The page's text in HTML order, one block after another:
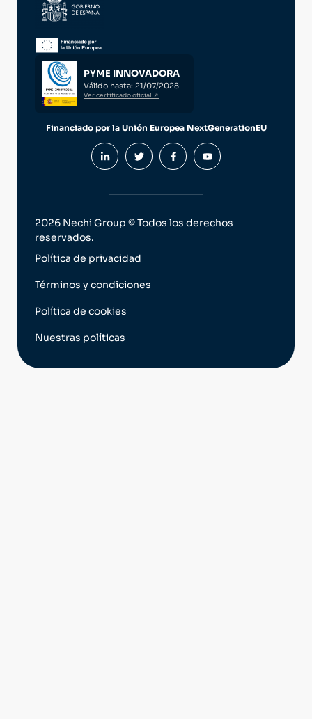
PYME INNOVADORA
Válido hasta: 21/07/2028
Ver certificado oficial ↗
Financiado por la Unión Europea NextGenerationEU
2026 Nechi Group © Todos los derechos
reservados.
Política de privacidad
Términos y condiciones
Política de cookies
Nuestras políticas